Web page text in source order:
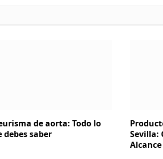
de aorta: Todo lo
debes saber
Sevilla:
Alcance